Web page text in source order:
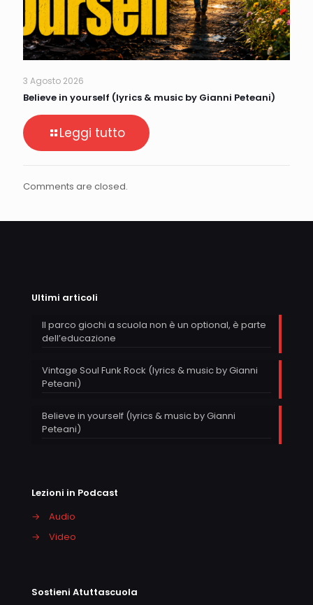
3 Agosto 2026
Believe in yourself (lyrics & music by Gianni Peteani)
Leggi tutto
Comments are closed.
Ultimi articoli
Il parco giochi a scuola non è un optional, è parte
dell’educazione
Vintage Soul Funk Rock (lyrics & music by Gianni
Peteani)
Believe in yourself (lyrics & music by Gianni
Peteani)
Lezioni in Podcast
→
Audio
→
Video
Sostieni Atuttascuola